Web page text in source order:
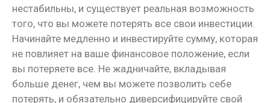
нестабильны, и существует реальная возможность
того, что вы можете потерять все свои инвестиции.
Начинайте медленно и инвестируйте сумму, которая
не повлияет на ваше финансовое положение, если
вы потеряете все. Не жадничайте, вкладывая
больше денег, чем вы можете позволить себе
потерять, и обязательно диверсифицируйте свой